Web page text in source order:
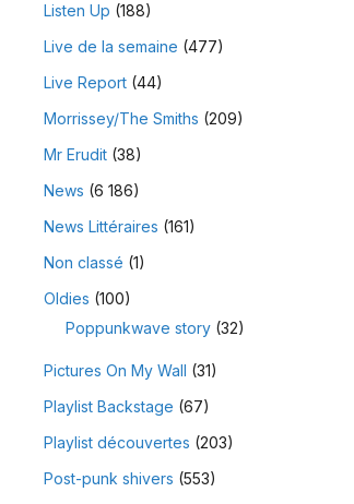
Listen Up (188)
Live de la semaine (477)
Live Report(44)
Morrissey/The Smiths (209)
Mr Erudit(38)
News (6 186)
News Littéraires (161)
Non classé (1)
Oldies (100)
Poppunkwave story(32)
Pictures On My Wall (31)
Playlist Backstage (67)
Playlist découvertes (203)
Post-punk shivers (553)